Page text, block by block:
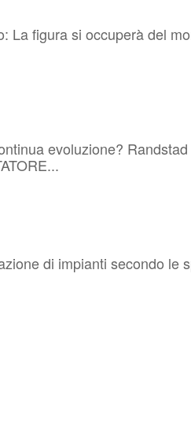
La figura si occuperà del
evoluzione?
di impianti secondo le